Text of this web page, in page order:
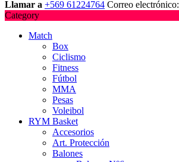
Llamar a +569 61224764 Correo electrónico:
Category
Match
Box
Ciclismo
Fitness
Fútbol
MMA
Pesas
Voleibol
RYM Basket
Accesorios
Art. Protección
Balones